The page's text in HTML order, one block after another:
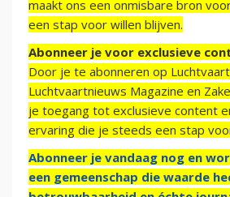
maakt ons een onmisbare bron
een stap voor willen blijven.
Abonneer je voor exclusieve
Door je te abonneren op
Luchtvaartnieuws Magazine en
je toegang tot exclusieve content
ervaring die je steeds een stap
Abonneer je vandaag nog en
een gemeenschap die waarde